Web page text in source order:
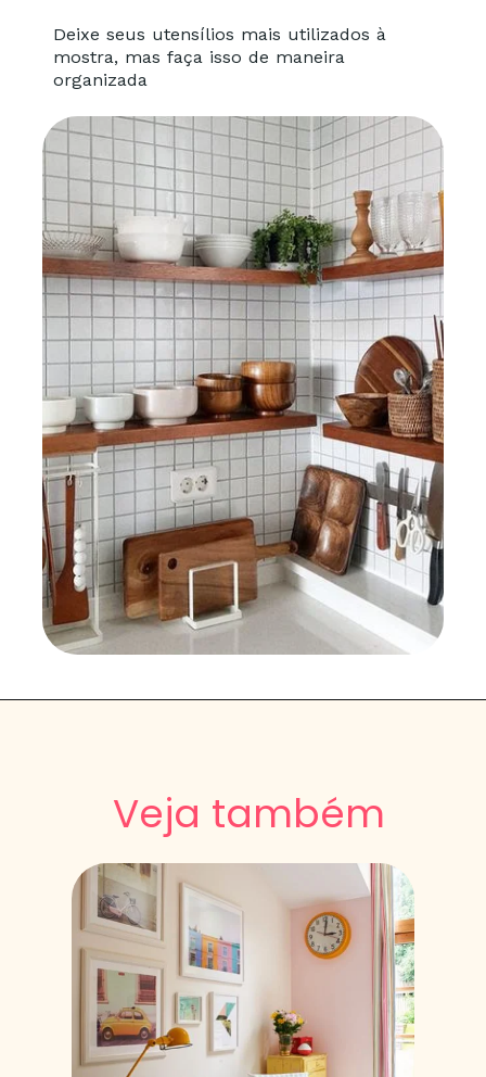
Deixe seus utensílios mais utilizados à
mostra, mas faça isso de maneira
organizada
Veja também